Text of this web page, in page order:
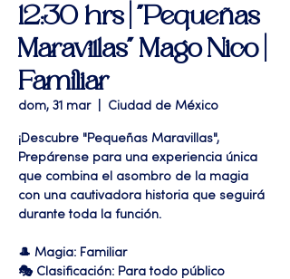
12:30 hrs | "Pequeñas
Maravillas" Mago Nico |
Familiar
dom, 31 mar
  |
Ciudad de México
¡Descubre "Pequeñas Maravillas",
Prepárense para una experiencia única
que combina el asombro de la magia
con una cautivadora historia que seguirá
durante toda la función.
🎩 Magia: Familiar
🎭 Clasificación: Para todo público